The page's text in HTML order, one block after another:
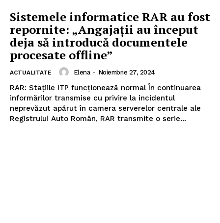
Sistemele informatice RAR au fost
repornite: „Angajații au început
deja să introducă documentele
procesate offline”
ACTUALITATE Elena - Noiembrie 27, 2024
RAR: Stațiile ITP funcționează normal În continuarea
informărilor transmise cu privire la incidentul
neprevăzut apărut în camera serverelor centrale ale
Registrului Auto Român, RAR transmite o serie...